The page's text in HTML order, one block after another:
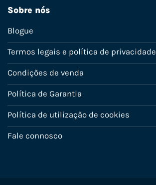
Sobre nós
Blogue
Termos legais e política de privacidade
Condições de venda
Política de Garantia
Política de utilização de cookies
Fale connosco